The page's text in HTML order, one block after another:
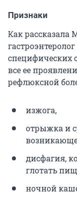
Признаки
Как рассказала
специфических
все ее
рефлюксной
изжога,
отрыжка и
дисфагия,
глотать
ночной